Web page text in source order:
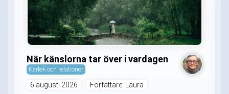
När känslorna tar över i vardagen
Kärlek och relationer
6 augusti 2026 Författare: Laura